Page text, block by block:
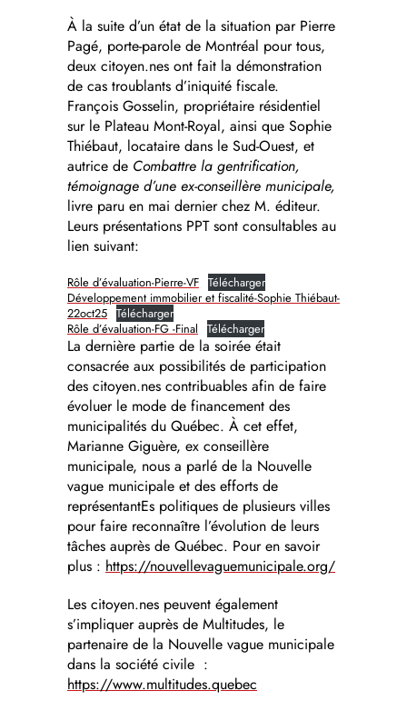
À la suite d’un état de la situation par Pierre
Pagé, porte-parole de Montréal pour tous,
deux citoyen.nes ont fait la démonstration
de cas troublants d’iniquité fiscale.
François Gosselin, propriétaire résidentiel
sur le Plateau Mont-Royal, ainsi que Sophie
Thiébaut, locataire dans le Sud-Ouest, et
autrice de Combattre la gentrification,
témoignage d’une ex-conseillère municipale,
livre paru en mai dernier chez M. éditeur.
Leurs présentations PPT sont consultables au
lien suivant:
Rôle d’évaluation-Pierre-VF Télécharger
Développement immobilier et fiscalité-Sophie Thiébaut-
22oct25 Télécharger
Rôle d’évaluation-FG -Final Télécharger
La dernière partie de la soirée était
consacrée aux possibilités de participation
des citoyen.nes contribuables afin de faire
évoluer le mode de financement des
municipalités du Québec. À cet effet,
Marianne Giguère, ex conseillère
municipale, nous a parlé de la Nouvelle
vague municipale et des efforts de
représentantEs politiques de plusieurs villes
pour faire reconnaître l’évolution de leurs
tâches auprès de Québec. Pour en savoir
plus : https://nouvellevaguemunicipale.org/
Les citoyen.nes peuvent également
s’impliquer auprès de Multitudes, le
partenaire de la Nouvelle vague municipale
dans la société civile :
https://www.multitudes.quebec